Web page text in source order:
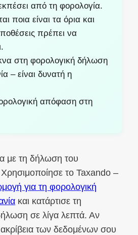
από τη φορολογία.
ποια είναι τα όρια και
πρέπει να
στη φορολογική δήλωση
– είναι δυνατή η
απόφαση στη
με τη δήλωση του
το Taxando –
για τη φορολογική
και κατάρτισε τη
σε λίγα λεπτά. Αν
των δεδομένων σου